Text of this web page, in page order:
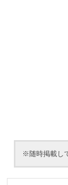
※随時掲載し